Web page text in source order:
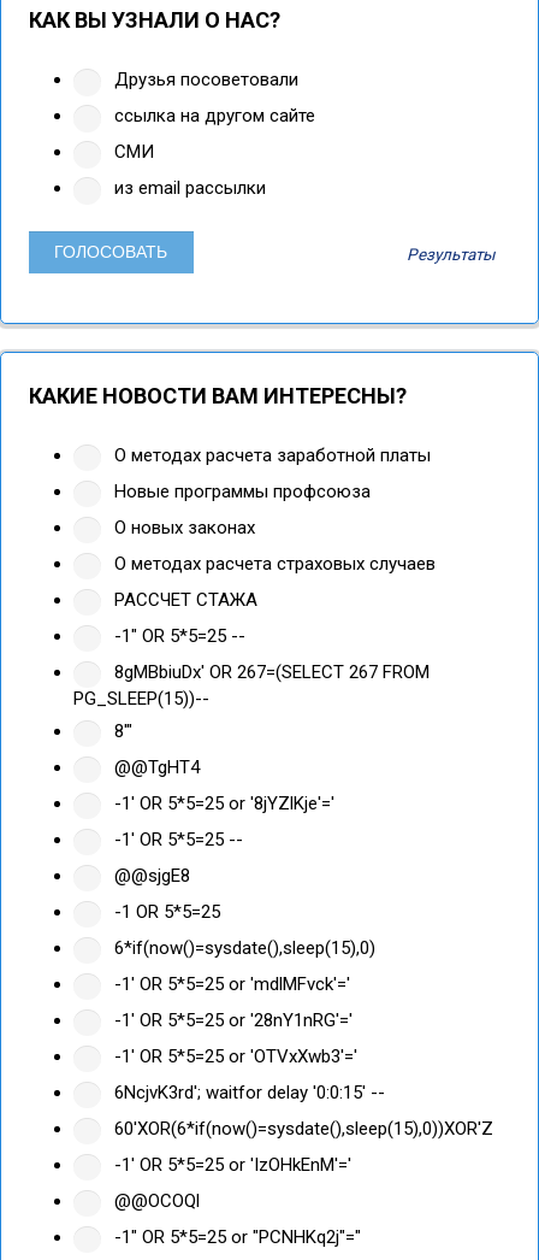
КАК ВЫ УЗНАЛИ О НАС?
Друзья посоветовали
ссылка на другом сайте
СМИ
из email рассылки
Результаты
КАКИЕ НОВОСТИ ВАМ ИНТЕРЕСНЫ?
О методах расчета заработной платы
Новые программы профсоюза
О новых законах
О методах расчета страховых случаев
РАССЧЕТ СТАЖА
-1" OR 5*5=25 --
8gMBbiuDx' OR 267=(SELECT 267 FROM
PG_SLEEP(15))--
8'"
@@TgHT4
-1' OR 5*5=25 or '8jYZlKje'='
-1' OR 5*5=25 --
@@sjgE8
-1 OR 5*5=25
6*if(now()=sysdate(),sleep(15),0)
-1' OR 5*5=25 or 'mdlMFvck'='
-1' OR 5*5=25 or '28nY1nRG'='
-1' OR 5*5=25 or 'OTVxXwb3'='
6NcjvK3rd'; waitfor delay '0:0:15' --
60'XOR(6*if(now()=sysdate(),sleep(15),0))XOR'Z
-1' OR 5*5=25 or 'IzOHkEnM'='
@@OCOQl
-1" OR 5*5=25 or "PCNHKq2j"="